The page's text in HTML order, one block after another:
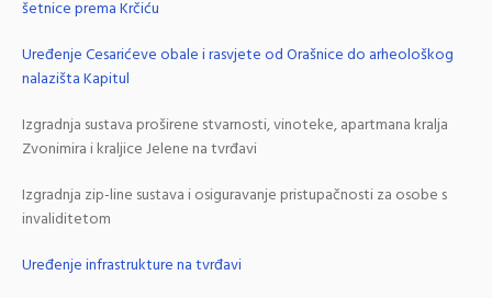
šetnice prema Krčiću
Uređenje Cesarićeve obale i rasvjete od Orašnice do arheološkog
nalazišta Kapitul
Izgradnja sustava proširene stvarnosti, vinoteke, apartmana kralja
Zvonimira i kraljice Jelene na tvrđavi
Izgradnja zip-line sustava i osiguravanje pristupačnosti za osobe s
invaliditetom
Uređenje infrastrukture na tvrđavi